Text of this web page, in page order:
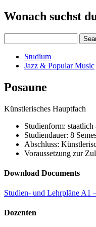
Wonach suchst
Studium
Jazz & Popular Music
Posaune
Künstlerisches Hauptfach
Studienform:
Studiendauer: 8
Abschluss:
Voraussetzung zur
Download Documents
Studien- und Lehrpläne A1
Dozenten